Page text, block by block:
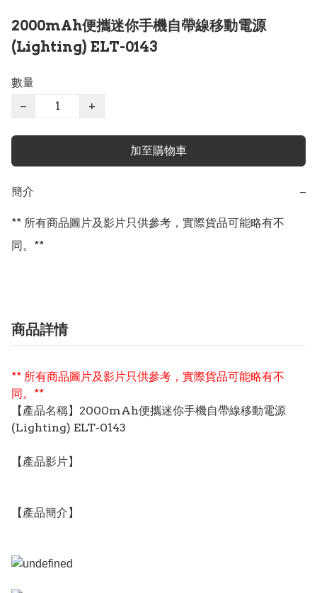
2000mAh便攜迷你手機自帶線移動電源
(Lighting) ELT-0143
數量
−
+
加至購物車
簡介 −
** 所有商品圖片及影片只供參考，實際貨品可能略有不
同。**
商品詳情
** 所有商品圖片及影片只供參考，實際貨品可能略有不
同。**
【產品名稱】2000mAh便攜迷你手機自帶線移動電源
(Lighting) ELT-0143
【產品影片】
【產品簡介】